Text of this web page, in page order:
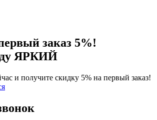
заказ 5%!
ЯРКИЙ
и получите скидку 5% на первый заказ!